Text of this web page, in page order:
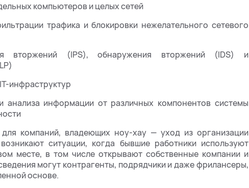
компьютеров и целых сетей
трафика и блокировки нежелательного сетевого
вторжений (IPS), обнаружения вторжений (IDS) и
инфраструктур
анализа информации от различных компонентов системы
компаний, владеющих ноу-хау — уход из организации
ситуации, когда бывшие работники используют
месте, в том числе открывают собственные компании и
могут контрагенты, подрядчики и даже фрилансеры,
основе.